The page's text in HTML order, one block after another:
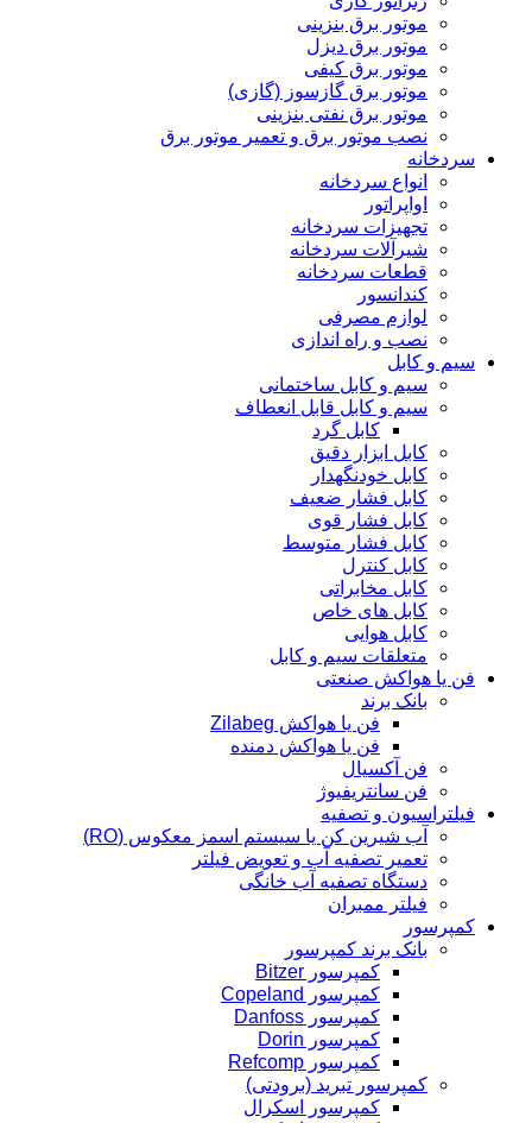
موتور برق بنزینی
موتور برق دیزل
موتور برق کیفی
موتور برق گازسوز (گازی)
موتور برق نفتی بنزینی
نصب موتور برق و تعمیر موتور برق
سردخانه
انواع سردخانه
اواپراتور
تجهیزات سردخانه
شیرآلات سردخانه
قطعات سردخانه
کندانسور
لوازم مصرفی
نصب و راه اندازی
سیم و کابل
سیم و کابل ساختمانی
سیم و کابل قابل انعطاف
کابل گرد
کابل ابزار دقیق
کابل خودنگهدار
کابل فشار ضعیف
کابل فشار قوی
کابل فشار متوسط
کابل کنترل
کابل مخابراتی
کابل های خاص
کابل هوایی
متعلقات سیم و کابل
فن یا هواکش صنعتی
بانک برند
فن یا هواکش Zilabeg
فن یا هواکش دمنده
فن آکسیال
فن سانتریفیوژ
فیلتراسیون و تصفیه
آب شیرین کن یا سیستم اسمز معکوس (RO)
تعمیر تصفیه آب و تعویض فیلتر
دستگاه تصفیه آب خانگی
فیلتر ممبران
کمپرسور
بانک برند کمپرسور
کمپرسور Bitzer
کمپرسور Copeland
کمپرسور Danfoss
کمپرسور Dorin
کمپرسور Refcomp
کمپرسور تبرید (برودتی)
کمپرسور اسکرال